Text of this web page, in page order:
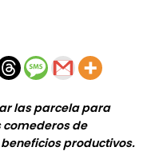
las parcela para
comederos de
productivos.